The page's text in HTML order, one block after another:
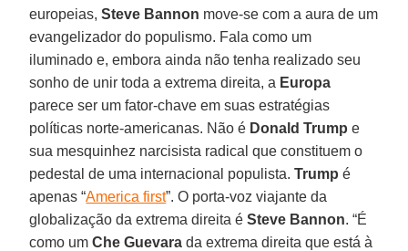
europeias,Steve Bannon move-se com a aura de um
evangelizador do populismo. Fala como um
iluminado e, embora ainda não tenha realizado seu
sonho de unir toda a extrema direita, a Europa
parece ser um fator-chave em suas estratégias
políticas norte-americanas. Não é Donald Trump e
sua mesquinhez narcisista radical que constituem o
pedestal de uma internacional populista.Trump é
apenas “America first”. O porta-voz viajante da
globalização da extrema direita éSteve Bannon. “É
como umChe Guevara da extrema direita que está à